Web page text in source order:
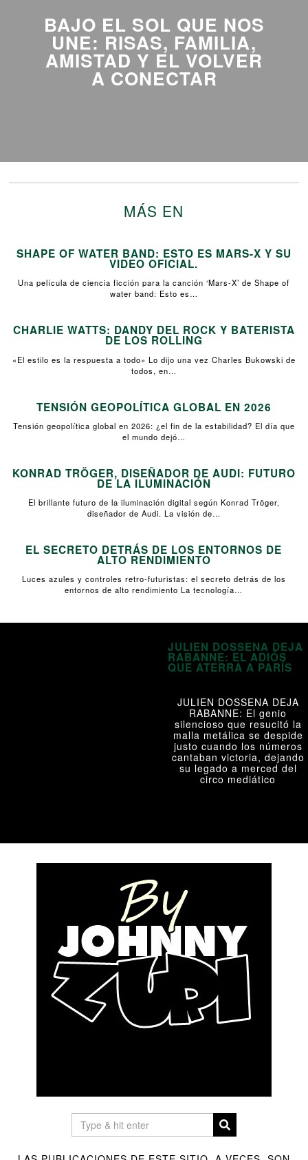
BAJO EL SOL QUE NOS
UNE: RISAS, FAMILIA,
AMISTAD Y EL VOLVER
A CONECTAR
MÁS EN
SHAPE OF WATER BAND: ESTO ES MARS-X Y SU
VIDEO OFICIAL.
Una película de ciencia ficción para la canción ‘Mars-X’ de Shape of
water band: Esto es…
CHARLIE WATTS: DANDY DEL ROCK Y BATERISTA
DE LOS ROLLING
«El estilo es la respuesta a todo» Lo dijo una vez Charles Bukowski de
todos, en…
TENSIÓN GEOPOLÍTICA GLOBAL EN 2026
Tensión geopolítica global en 2026: ¿el fin de la estabilidad? El día que
el mundo dejó…
KONRAD TRÖGER, DISEÑADOR DE AUDI: FUTURO
DE LA ILUMINACIÓN
El brillante futuro de la iluminación digital según Konrad Tröger,
diseñador de Audi. La visión de…
EL SECRETO DETRÁS DE LOS ENTORNOS DE
ALTO RENDIMIENTO
Luces azules y controles retro-futuristas: el secreto detrás de los
entornos de alto rendimiento La tecnología…
JULIEN DOSSENA DEJA
RABANNE: EL ADIÓS
QUE ATERRA A PARÍS
JULIEN DOSSENA DEJA
RABANNE: El genio
silencioso que resucitó la
malla metálica se despide
justo cuando los números
cantaban victoria, dejando
su legado a merced del
circo mediático